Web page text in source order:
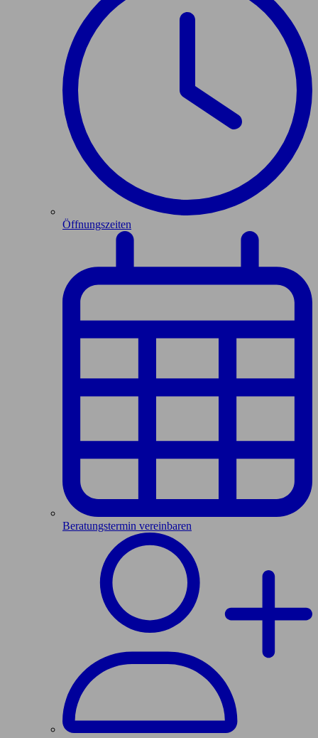
Öffnungszeiten
Beratungstermin vereinbaren